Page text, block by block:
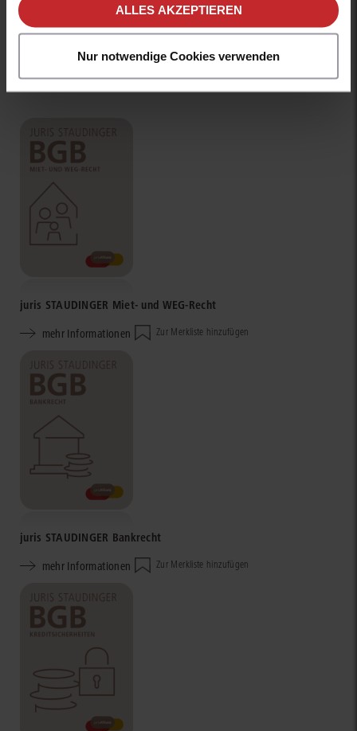
ALLES AKZEPTIEREN
Nur notwendige Cookies verwenden
Weitere interessante Produkte
juris STAUDINGER Miet- und WEG-Recht
mehr Informationen
Zur Merkliste hinzufügen
juris STAUDINGER Bankrecht
mehr Informationen
Zur Merkliste hinzufügen